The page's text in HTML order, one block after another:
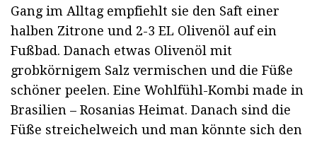
Gang im Alltag empfiehlt sie den Saft einer
halben Zitrone und 2-3 EL Olivenöl auf ein
Fußbad. Danach etwas Olivenöl mit
grobkörnigem Salz vermischen und die Füße
schöner peelen. Eine Wohlfühl-Kombi made in
Brasilien – Rosanias Heimat. Danach sind die
Füße streichelweich und man könnte sich den